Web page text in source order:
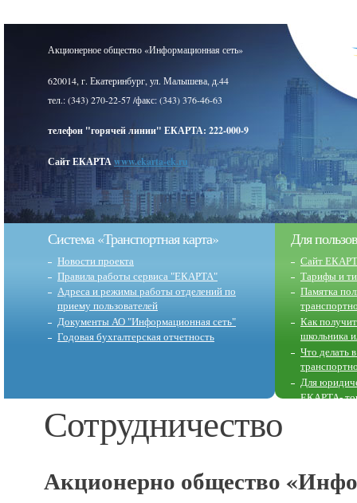
Акционерное общество «Информационная сеть»
620014, г. Екатеринбург, ул. Малышева, д.44
тел.: (343) 270-22-57 /факс: (343) 376-46-63
телефон "горячей линии" ЕКАРТА: 222-000-9
Сайт ЕКАРТАwww.ekarta-ek.ru
Система «Транспортная карта»
Новости проекта
Правила работы сервиса "ЕКАРТА"
Адреса и режимы работы отделений по
приему пользователей
Документы АО "Информационная сеть"
Годовая бухгалтерская отчетность
Для
Сайт
Тарифы и
Памятка
Как
школьника
Что делать
Для
ЕКАРТА-
Сотрудничество
Акционерно общество